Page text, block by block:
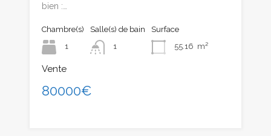
bien :…
Chambre(s)
1
Salle(s) de bain
1
Surface
55.16 m²
Vente
80000€